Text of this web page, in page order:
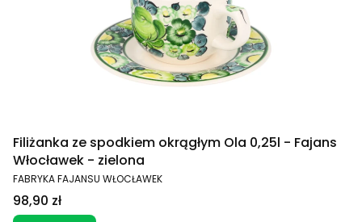
Filiżanka ze spodkiem okrągłym Ola 0,25l - Fajans
Włocławek - zielona
PRODUCENT
FABRYKA FAJANSU WŁOCŁAWEK
Cena
98,90 zł